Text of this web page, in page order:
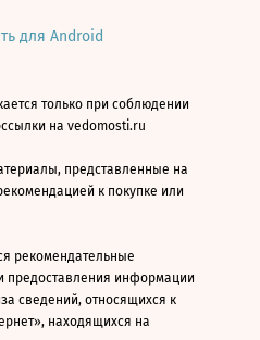
для Android
только при соблюдении
на vedomosti.ru
представленные на
к покупке или
рекомендательные
предоставления информации
сведений, относящихся к
находящихся на